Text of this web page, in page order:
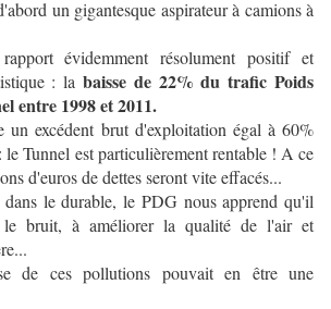
un gigantesque aspirateur à camions à
évidemment résolument positif et
: la baisse de 22% du trafic Poids
entre 1998 et 2011.
excédent brut d'exploitation égal à 60%
Tunnel est particulièrement rentable ! A ce
d'euros de dettes seront vite effacés...
le durable, le PDG nous apprend qu'il
le bruit, à améliorer la qualité de l'air et
de ces pollutions pouvait en être une